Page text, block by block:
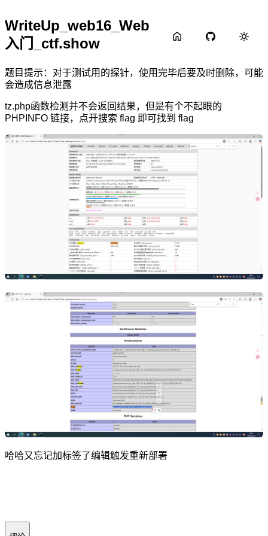
WriteUp_web16_Web
入门_ctf.show
题目提示：对于测试用的探针，使用完毕后要及时删除，可能
会造成信息泄露
tz.php函数检测并不会返回结果，但是有个不起眼的
PHPINFO 链接，点开搜索 flag 即可找到 flag
哈哈又忘记加标签了编辑触发重新部署